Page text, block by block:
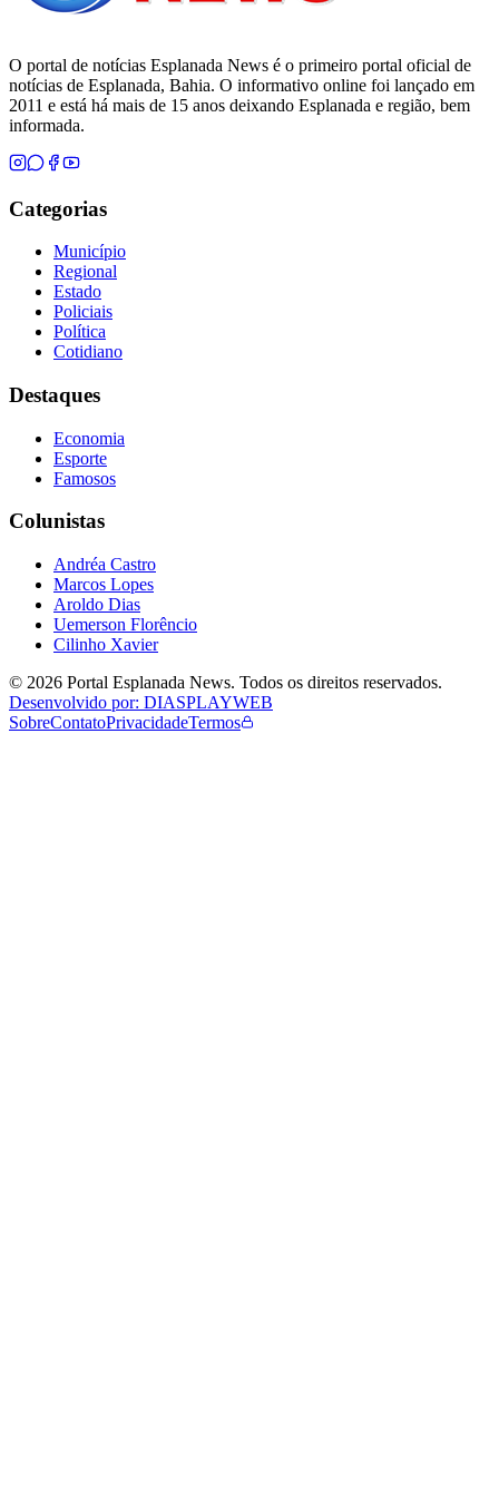
O portal de notícias Esplanada News é o primeiro portal oficial de
notícias de Esplanada, Bahia. O informativo online foi lançado em
2011 e está há mais de 15 anos deixando Esplanada e região, bem
informada.
Categorias
Município
Regional
Estado
Policiais
Política
Cotidiano
Destaques
Economia
Esporte
Famosos
Colunistas
Andréa Castro
Marcos Lopes
Aroldo Dias
Uemerson Florêncio
Cilinho Xavier
© 2026 Portal Esplanada News. Todos os direitos reservados.
Desenvolvido por: DIASPLAYWEB
SobreContatoPrivacidadeTermos